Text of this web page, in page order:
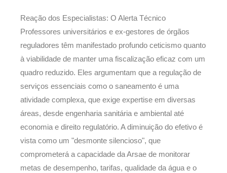
Reação dos Especialistas: O Alerta Técnico
Professores universitários e ex-gestores de órgãos
reguladores têm manifestado profundo ceticismo quanto
à viabilidade de manter uma fiscalização eficaz com um
quadro reduzido. Eles argumentam que a regulação de
serviços essenciais como o saneamento é uma
atividade complexa, que exige expertise em diversas
áreas, desde engenharia sanitária e ambiental até
economia e direito regulatório. A diminuição do efetivo é
vista como um "desmonte silencioso", que
comprometerá a capacidade da Arsae de monitorar
metas de desempenho, tarifas, qualidade da água e o